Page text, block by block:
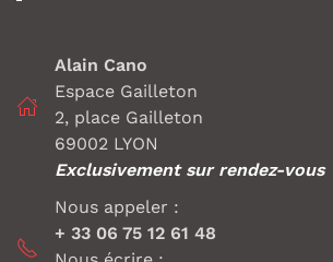
Alain Cano
Espace Gailleton
2, place Gailleton
69002 LYON
Exclusivement sur rendez-vous
Nous appeler :
+ 33 06 75 12 61 48